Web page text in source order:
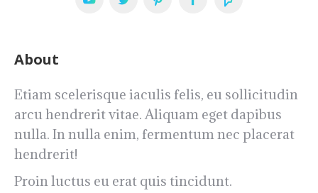
YouTubeTwitterPinterestFacebookFoursquare
About
Etiam scelerisque iaculis felis, eu sollicitudin
arcu hendrerit vitae. Aliquam eget dapibus
nulla. In nulla enim, fermentum nec placerat
hendrerit!
Proin luctus eu erat quis tincidunt.